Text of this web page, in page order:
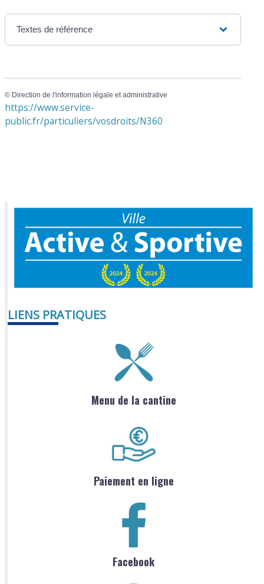
Textes de référence
© Direction de l'information légale et administrative
https://www.service-
public.fr/particuliers/vosdroits/N360
LIENS PRATIQUES
Menu de la cantine
Paiement en ligne
Facebook